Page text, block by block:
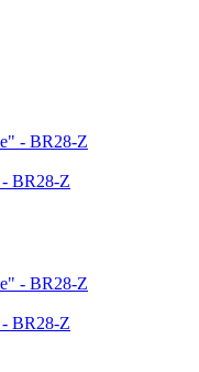
BR28-Z
BR28-Z